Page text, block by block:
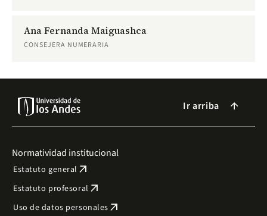
Ana Fernanda Maiguashca
CONSEJERA NUMERARIA
Ir arriba arrow_forward
Normatividad institucional
Estatuto general arrow_outward
Estatuto profesoral arrow_outward
Uso de datos personales arrow_outward